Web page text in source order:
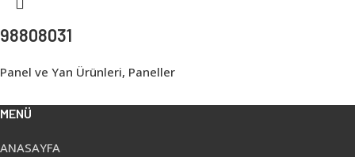
98808031
Panel ve Yan Ürünleri, Paneller
MENÜ
ANASAYFA